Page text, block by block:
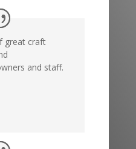
great craft
and staff.